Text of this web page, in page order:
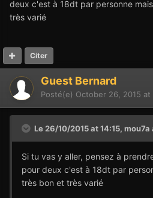
deux c'est à 18dt par personne
très varié
Citer
Guest Bernard
Posté(e) October 26, 2015 at
Le 26/10/2015 at 14:15, mou7a
Si tu vas y aller, pensez à
pour deux c'est à 18dt par
très bon et très varié